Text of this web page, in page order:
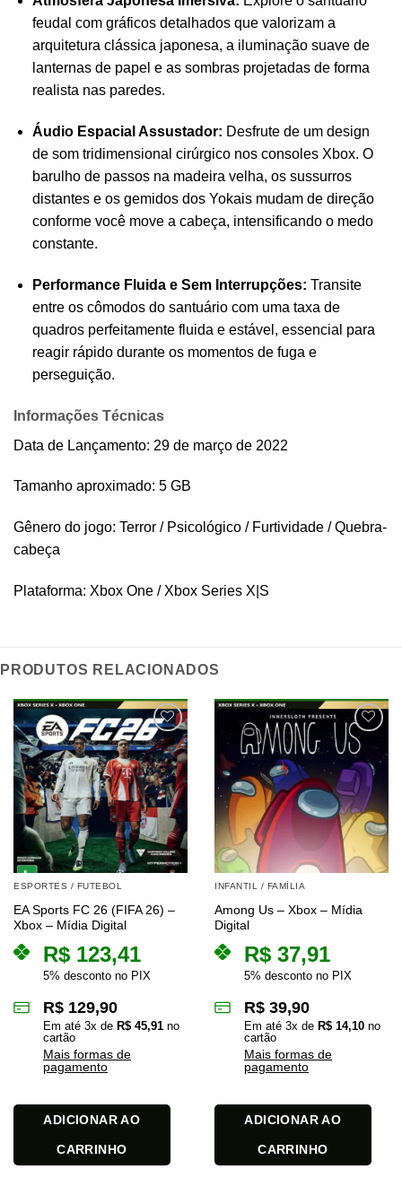
feudal com gráficos detalhados que valorizam a
arquitetura clássica japonesa, a iluminação suave de
lanternas de papel e as sombras projetadas de forma
realista nas paredes.
Áudio Espacial Assustador: Desfrute de um design
de som tridimensional cirúrgico nos consoles Xbox. O
barulho de passos na madeira velha, os sussurros
distantes e os gemidos dos Yokais mudam de direção
conforme você move a cabeça, intensificando o medo
constante.
Performance Fluida e Sem Interrupções: Transite
entre os cômodos do santuário com uma taxa de
quadros perfeitamente fluida e estável, essencial para
reagir rápido durante os momentos de fuga e
perseguição.
Informações Técnicas
Data de Lançamento: 29 de março de 2022
Tamanho aproximado: 5 GB
Gênero do jogo: Terror / Psicológico / Furtividade / Quebra-
cabeça
Plataforma: Xbox One / Xbox Series X|S
PRODUTOS RELACIONADOS
ESPORTES / FUTEBOL
EA Sports FC 26 (FIFA 26) –
Xbox – Mídia Digital
R$ 123,41
5% desconto no PIX
R$ 129,90
Em até 3x de R$ 45,91 no
cartão
Mais formas de
pagamento
ADICIONAR AO
CARRINHO
INFANTIL / FAMÍLIA
Among Us – Xbox – Mídia
Digital
R$ 37,91
5% desconto no PIX
R$ 39,90
Em até 3x de R$ 14,10 no
cartão
Mais formas de
pagamento
ADICIONAR AO
CARRINHO